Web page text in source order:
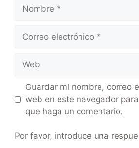
Guardar mi nombre, correo
web en este navegador
que haga un comentario.
Por favor, introduce una